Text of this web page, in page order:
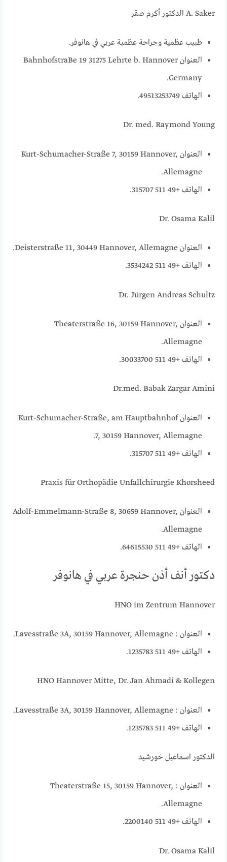
A. Saker الدكتور أكرم صقر
طبيب عظمية وجراحة عظمية عربي في هانوفر.
العنوان BahnhofstraBe 19 31275 Lehrte b. Hannover
Germany.
الهاتف 49513253749.
Dr. med. Raymond Young
العنوان Kurt-Schumacher-Straße 7, 30159 Hannover,
Allemagne.
الهاتف +49 511 315707.
Dr. Osama Kalil
العنوان Deisterstraße 11, 30449 Hannover, Allemagne.
الهاتف +49 511 3534242.
Dr. Jürgen Andreas Schultz
العنوان Theaterstraße 16, 30159 Hannover,
Allemagne.
الهاتف +49 511 30033700.
Dr.med. Babak Zargar Amini
العنوان Kurt-Schumacher-Straße, am Hauptbahnhof
7, 30159 Hannover, Allemagne.
الهاتف +49 511 315707.
Praxis für Orthopädie Unfallchirurgie Khorsheed
العنوان Adolf-Emmelmann-Straße 8, 30659 Hannover,
Allemagne.
الهاتف +49 511 64615530.
دكتور أنف أذن حنجرة عربي في هانوفر
HNO im Zentrum Hannover
العنوان : Lavesstraße 3A, 30159 Hannover, Allemagne.
الهاتف +49 511 1235783.
HNO Hannover Mitte, Dr. Jan Ahmadi & Kollegen
العنوان : Lavesstraße 3A, 30159 Hannover, Allemagne.
الهاتف +49 511 1235783.
الدكتور اسماعيل خورشيد
العنوان : Theaterstraße 15, 30159 Hannover,
Allemagne.
الهاتف +49 511 2200140.
Dr. Osama Kalil